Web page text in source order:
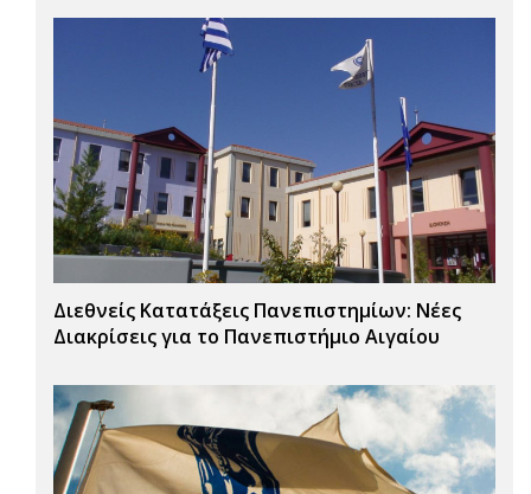
Διεθνείς Κατατάξεις Πανεπιστημίων: Νέες
Διακρίσεις για το Πανεπιστήμιο Αιγαίου